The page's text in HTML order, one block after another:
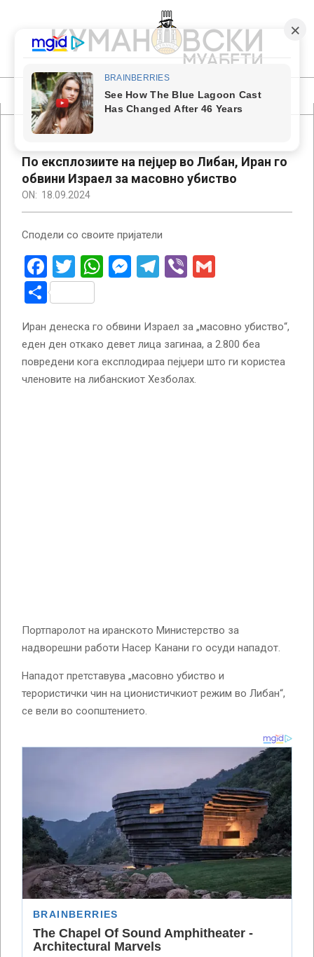
content
КУМАНОВСКИ
МУАБЕТИ
Primary
Navigation
По експлозиите на пејџер во Либан, Иран го
обвини Израел за масовно убиство
ON: 18.09.2024
Сподели со своите пријатели
Facebook
Twitter
WhatsApp
Messenger
Telegram
Viber
Share
Иран денеска го обвини Израел за „масовно убиство“,
еден ден откако девет лица загинаа, а 2.800 беа
повредени кога експлодираа пејџери што ги користеа
членовите на либанскиот Хезболах.
Портпаролот на иранското Министерство за
надворешни работи Насер Канани го осуди нападот.
Нападот претставува „масовно убиство и
терористички чин на ционистичкиот режим во Либан“,
се вели во соопштението.